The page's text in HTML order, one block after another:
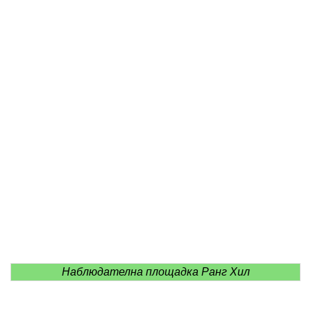
Наблюдателна площадка Ранг Хил